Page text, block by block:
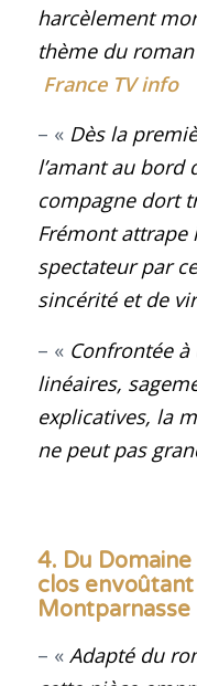
harcèlement
thème du
France TV info
– « Dès la
l’amant au bord
compagne dort
Frémont
spectateur par
sincérité et de
– « Confrontée
linéaires,
explicatives, la
ne peut pas
4. Du
clos
Montparnasse
– « Adapté du